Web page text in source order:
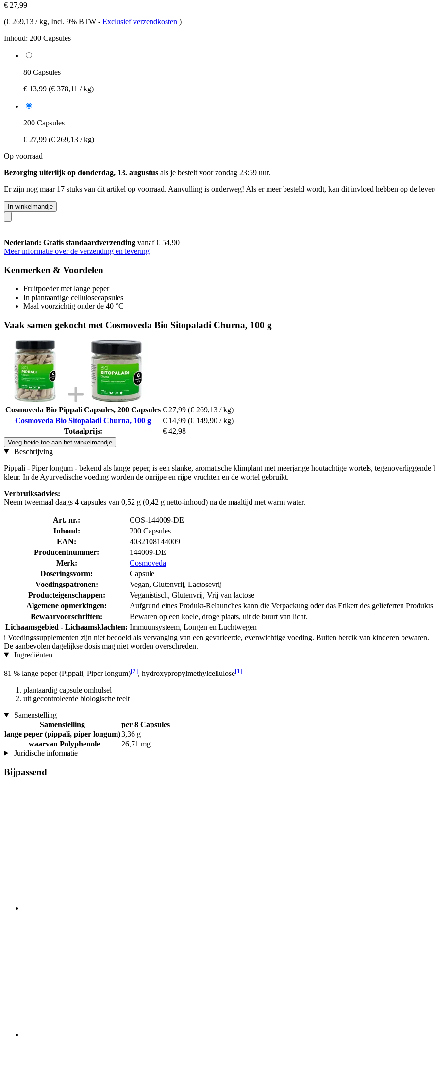
€ 27,99
(€ 269,13 / kg, Incl. 9% BTW - Exclusief verzendkosten )
Inhoud: 200 Capsules
80 Capsules
€ 13,99 (€ 378,11 / kg)
200 Capsules
€ 27,99 (€ 269,13 / kg)
Op voorraad
Bezorging uiterlijk op donderdag, 13. augustus als je bestelt voorzondag 23:59 uur.
Er zijn nog maar 17 stuks van dit artikel op voorraad. Aanvulling is onderweg! Als er meer besteld wordt, kan dit invloed hebben op de
In winkelmandje
Nederland: Gratis standaardverzending vanaf € 54,90
Meer informatie over de verzending en levering
Kenmerken & Voordelen
Fruitpoeder met lange peper
In plantaardige cellulosecapsules
Maal voorzichtig onder de 40 °C
Vaak samen gekocht met Cosmoveda Bio Sitopaladi Churna, 100 g
Cosmoveda Bio Pippali Capsules, 200 Capsules € 27,99 (€ 269,13 / kg)
Cosmoveda Bio Sitopaladi Churna, 100 g
€ 14,99 (€ 149,90 / kg)
Totaalprijs:
€ 42,98
Voeg beide toe aan het winkelmandje
Beschrijving
Pippali - Piper longum - bekend als lange peper, is een slanke, aromatische klimplant met meerjarige houtachtige wortels,
kleur. In de Ayurvedische voeding worden de onrijpe en rijpe vruchten en de wortel gebruikt.
Verbruiksadvies:
Neem tweemaal daags 4 capsules van 0,52 g (0,42 g netto-inhoud) na de maaltijd met warm water.
Art. nr.:
COS-144009-DE
Inhoud:
200 Capsules
EAN:
4032108144009
Producentnummer:
144009-DE
Merk:
Cosmoveda
Doseringsvorm:
Capsule
Voedingspatronen:
Vegan, Glutenvrij, Lactosevrij
Producteigenschappen:
Veganistisch, Glutenvrij, Vrij van lactose
Algemene opmerkingen:
Aufgrund eines Produkt-Relaunches kann die Verpackung oder das Etikett des gelieferten
Bewaarvoorschriften:
Bewaren op een koele, droge plaats, uit de buurt van licht.
Lichaamsgebied - Lichaamsklachten: Immuunsysteem, Longen en Luchtwegen
i Voedingssupplementen zijn niet bedoeld als vervanging van een gevarieerde, evenwichtige voeding. Buiten bereik van kinderen bewaren.
De aanbevolen dagelijkse dosis mag niet worden overschreden.
Ingrediënten
81 % lange peper (Pippali, Piper longum)[2], hydroxypropylmethylcellulose[1]
plantaardig capsule omhulsel
uit gecontroleerde biologische teelt
Samenstelling
Samenstelling
per 8 Capsules
lange peper (pippali, piper longum)3,36 g
waarvan Polyphenole
26,71 mg
Juridische informatie
Bijpassend